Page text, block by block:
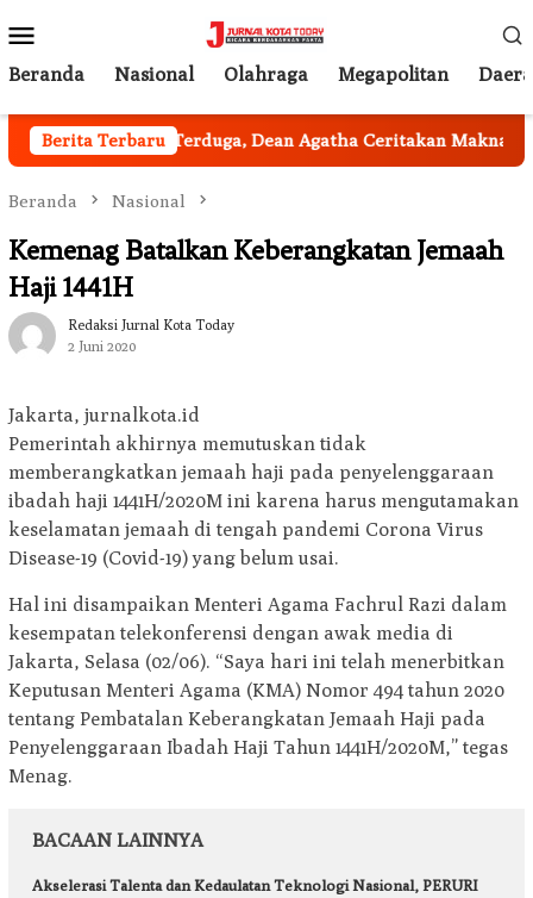
ke
kontenMobile
Beranda Nasional Olahraga Megapolitan
Berita Terbaru
Tak Terduga, Dean Agatha Ceritakan Makna Dalam
Beranda Nasional
Kemenag Batalkan Keberangkatan Jemaah
Haji 1441H
Redaksi Jurnal Kota Today
2 Juni 2020
Jakarta, jurnalkota.id
Pemerintah akhirnya memutuskan tidak
memberangkatkan jemaah haji pada penyelenggaraan
ibadah haji 1441H/2020M ini karena harus mengutamakan
keselamatan jemaah di tengah pandemi Corona Virus
Disease-19 (Covid-19) yang belum usai.
Hal ini disampaikan Menteri Agama Fachrul Razi dalam
kesempatan telekonferensi dengan awak media di
Jakarta, Selasa (02/06). “Saya hari ini telah menerbitkan
Keputusan Menteri Agama (KMA) Nomor 494 tahun 2020
tentang Pembatalan Keberangkatan Jemaah Haji pada
Penyelenggaraan Ibadah Haji Tahun 1441H/2020M,” tegas
Menag.
BACAAN LAINNYA
Akselerasi Talenta dan Kedaulatan Teknologi Nasional, PERURI